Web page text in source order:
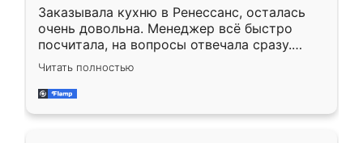
Заказывала кухню в Ренессанс, осталась
очень довольна. Менеджер всё быстро
посчитала, на вопросы отвечала сразу.
Замерщик приехал в субботу, подошёл к
делу со всей ответственностью. Собрали
за день, ребята работали аккуратно, даже
Читать полностью